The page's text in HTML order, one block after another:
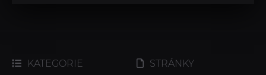
KATEGORIE STRÁNKY